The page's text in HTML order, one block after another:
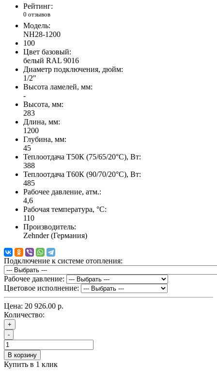
Рейтинг:
0 отзывов
Модель:
NH28-1200
100
Цвет базовый:
белый RAL 9016
Диаметр подключения, дюйм:
1/2"
Высота ламелей, мм:
-
Высота, мм:
283
Длина, мм:
1200
Глубина, мм:
45
Теплоотдача Т50К (75/65/20°C), Вт:
388
Теплоотдача Т60К (90/70/20°C), Вт:
485
Рабочее давление, атм.:
4,6
Рабочая температура, °C:
110
Производитель:
Zehnder (Германия)
Подключение к системе отопления:
Рабочее давление:
Цветовое исполнение:
Цена: 20 926.00 р.
Количество:
+
-
В корзину
Купить в 1 клик